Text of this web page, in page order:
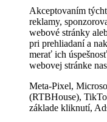
Akceptovaním
reklamy,
webové stránky
pri prehliadaní a
merať ich
webovej stránke
Meta-Pixel,
(RTBHouse),
základe kliknutí,